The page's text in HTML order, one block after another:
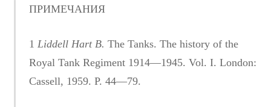
ПРИМЕЧАНИЯ
1 Liddell Hart B. The Tanks. The history of the
Royal Tank Regiment 1914—1945. Vol. I. London:
Cassell, 1959. P. 44—79.